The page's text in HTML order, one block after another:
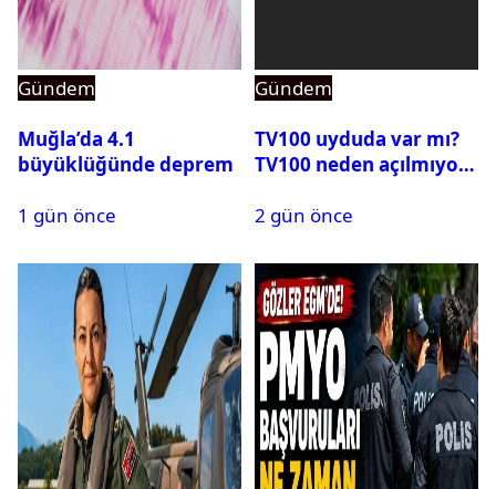
Gündem
Muğla’da 4.1
büyüklüğünde deprem
1 gün önce
Gündem
TV100 uyduda var mı?
TV100 neden açılmıyor?
2 gün önce